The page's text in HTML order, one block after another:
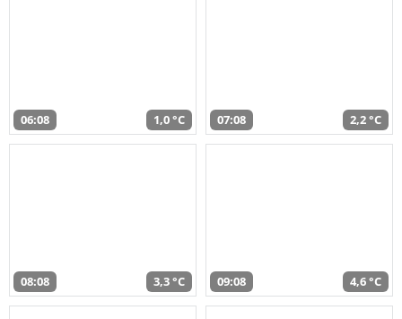
06:08 1,0 °C 07:08 2,2 °C
08:08 3,3 °C 09:08 4,6 °C